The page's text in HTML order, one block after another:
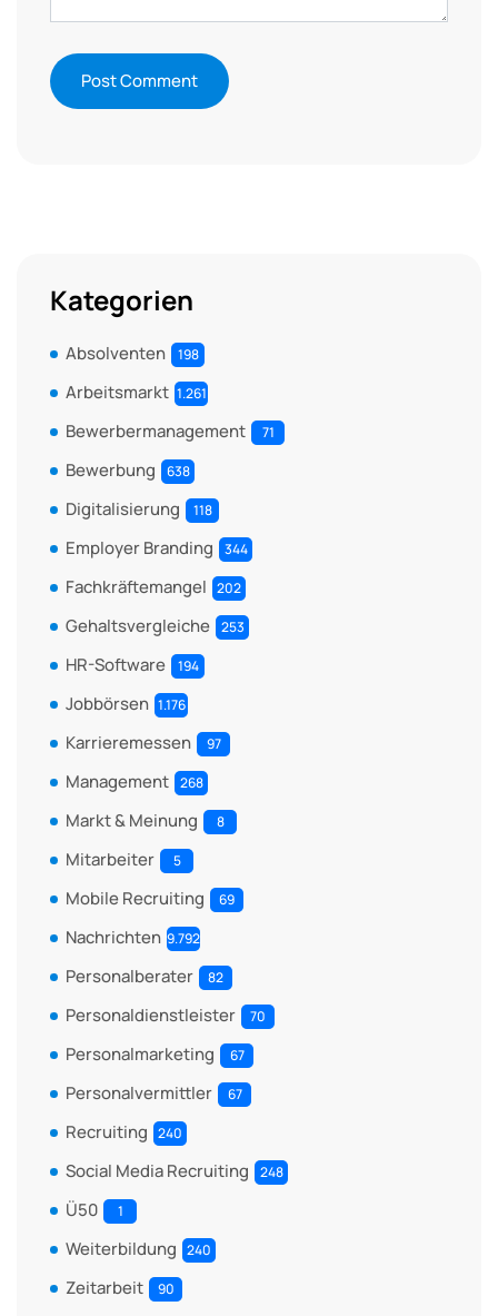
Kategorien
Absolventen 198
Arbeitsmarkt 1.261
Bewerbermanagement 71
Bewerbung 638
Digitalisierung 118
Employer Branding 344
Fachkräftemangel 202
Gehaltsvergleiche 253
HR-Software 194
Jobbörsen 1.176
Karrieremessen 97
Management 268
Markt & Meinung 8
Mitarbeiter 5
Mobile Recruiting 69
Nachrichten 9.792
Personalberater 82
Personaldienstleister 70
Personalmarketing 67
Personalvermittler 67
Recruiting 240
Social Media Recruiting 248
Ü50 1
Weiterbildung 240
Zeitarbeit 90